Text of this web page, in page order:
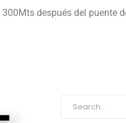
después del puente